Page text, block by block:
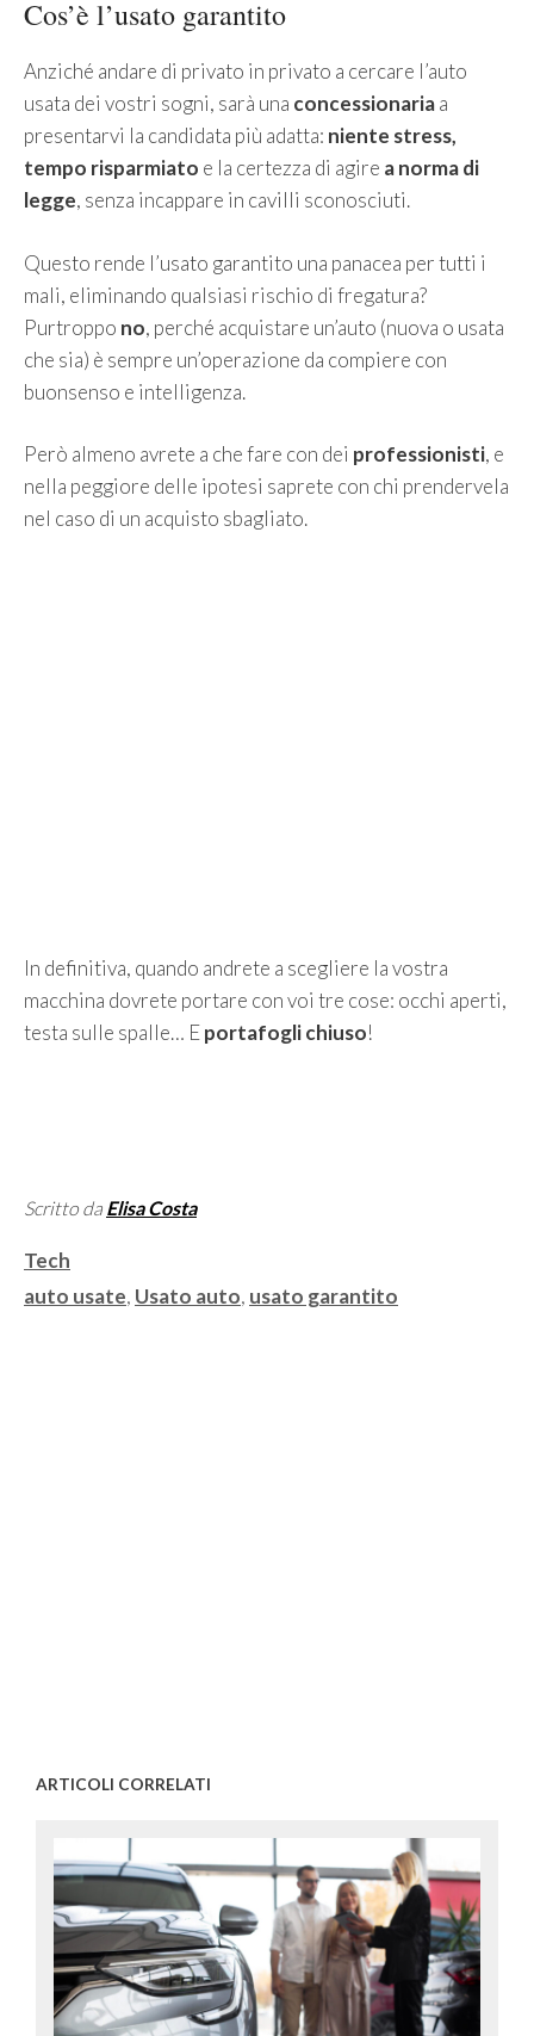
Cos’è l’usato garantito
Anziché andare di privato in privato a cercare l’auto
usata dei vostri sogni, sarà una concessionariaa
presentarvi la candidata più adatta: niente stress,
tempo risparmiato e la certezza di agire a norma di
legge, senza incappare in cavilli sconosciuti.
Questo rende l’usato garantito una panacea per tutti i
mali, eliminando qualsiasi rischio di fregatura?
Purtroppo no, perché acquistare un’auto (nuova o usata
che sia) è sempre un’operazione da compiere con
buonsenso e intelligenza.
Però almeno avrete a che fare con dei professionisti, e
nella peggiore delle ipotesi saprete con chi prendervela
nel caso di un acquisto sbagliato.
In definitiva, quando andrete a scegliere la vostra
macchina dovrete portare con voi tre cose: occhi aperti,
testa sulle spalle… Eportafogli chiuso!
Scritto da Elisa Costa
Categorie
Tech
Tag
auto usate, Usato auto, usato garantito
ARTICOLI CORRELATI